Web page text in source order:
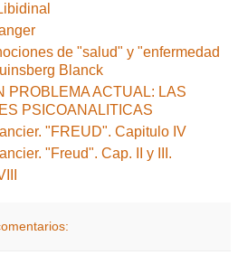
de "salud" y "enfermedad
Blanck
PROBLEMA ACTUAL: LAS
PSICOANALITICAS
"FREUD". Capitulo IV
"Freud". Cap. II y III.